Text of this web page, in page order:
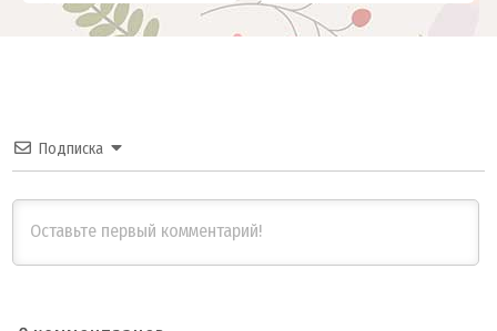
Подписка